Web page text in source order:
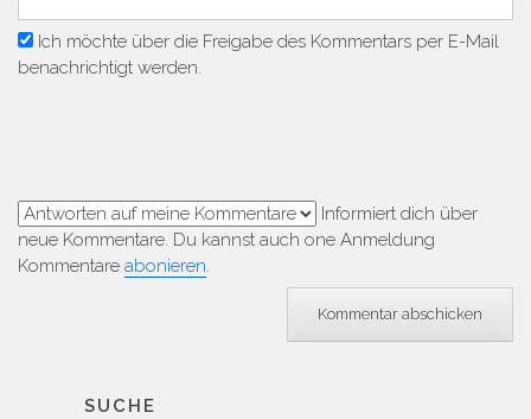
Ich möchte über die Freigabe des Kommentars per E-Mail
benachrichtigt werden.
Informiert dich über
neue Kommentare. Du kannst auch one Anmeldung
Kommentare abonieren.
SUCHE